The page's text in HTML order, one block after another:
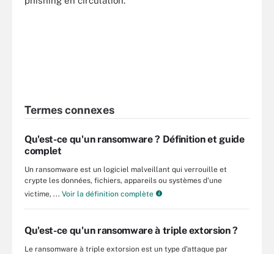
Termes connexes
Qu'est-ce qu'un ransomware ? Définition et guide
complet
Un ransomware est un logiciel malveillant qui verrouille et
crypte les données, fichiers, appareils ou systèmes d'une
victime, ... Voir la définition complète
Qu'est-ce qu'un ransomware à triple extorsion ?
Le ransomware à triple extorsion est un type d'attaque par